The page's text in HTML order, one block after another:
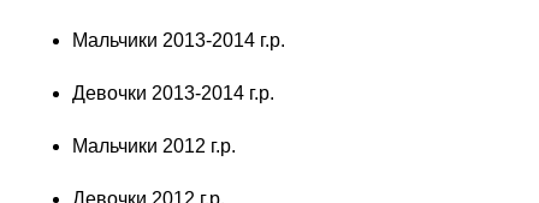
Мальчики 2013-2014 г.р.
Девочки 2013-2014 г.р.
Мальчики 2012 г.р.
Девочки 2012 г.р.